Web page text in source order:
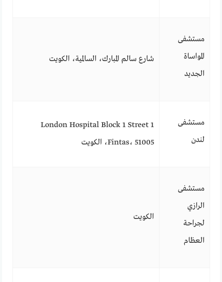
مستشفى
المواساة
الجديد
شارع سالم المبارك، السالمية، الكويت
مستشفى
لندن
London Hospital Block 1 Street 1
Fintas، 51005، الكويت
مستشفى
الرازي
لجراحة
العظام
الكويت